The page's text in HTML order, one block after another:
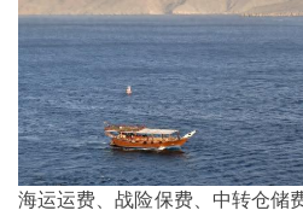
海运运费、战险保费、中转仓储